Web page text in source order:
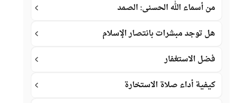
من أسماء الله الحسنى: الصمد
هل توجد مبشرات بانتصار الإسلام
فضل الاستغفار
كيفية أداء صلاة الاستخارة